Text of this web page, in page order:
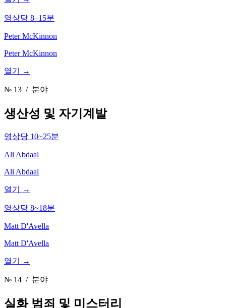
영상당 8–15분
Peter McKinnon
Peter McKinnon
열기 →
№ 13 / 분야
생산성 및 자기계발
영상당 10~25분
Ali Abdaal
Ali Abdaal
열기 →
영상당 8~18분
Matt D'Avella
Matt D'Avella
열기 →
№ 14 / 분야
실화 범죄 및 미스터리